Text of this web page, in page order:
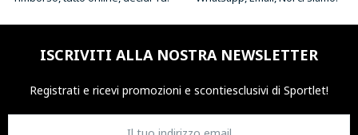
ISCRIVITI ALLA NOSTRA NEWSLETTER
Registrati e ricevi promozioni e scontiesclusivi di Sportlet!